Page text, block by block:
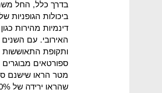
ביכולות הגופניות
דינמיות מהירות
האירובי. עם השנים
ותקופת